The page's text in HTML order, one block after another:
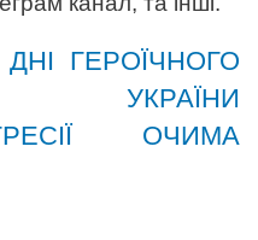
ДНІ ГЕРОЇЧНОГО
УКРАЇНИ
ОЧИМА